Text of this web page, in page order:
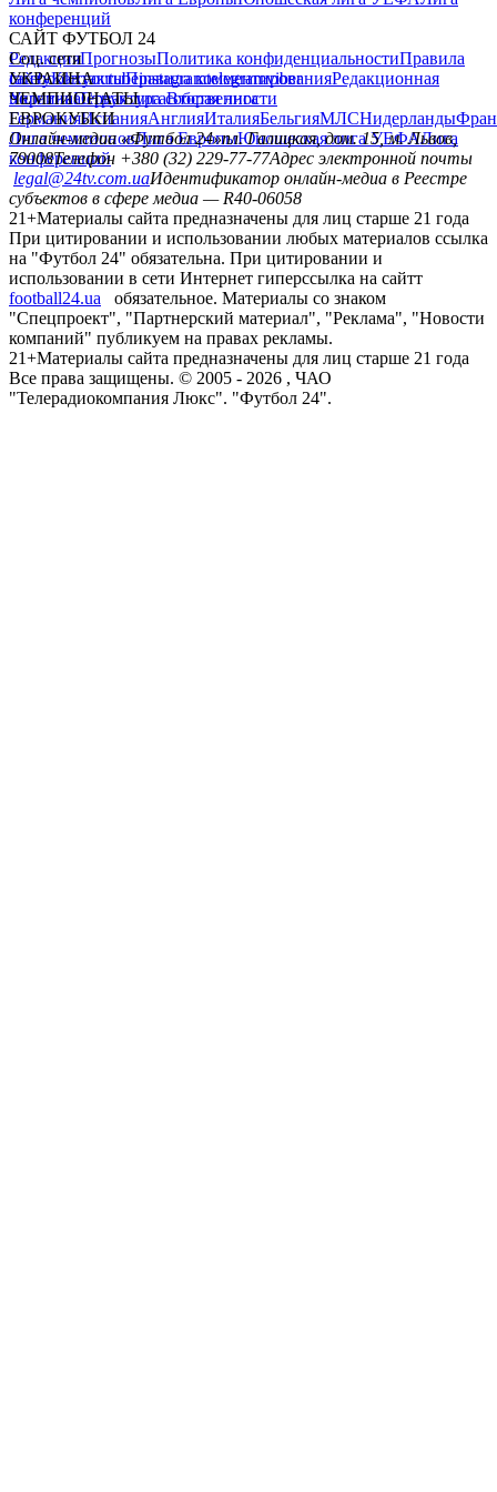
конференций
САЙТ ФУТБОЛ 24
РедакцияПрогнозыПолитика конфиденциальностиПравила
сайтуКонтактыПравила комментированияРедакционная
политикаСтруктура собственности
Соц. сети
facebookxyoutubeinstagramtelegramviber
УКРАИНА
УкраинаПервая лигаВторая лига
ЧЕМПИОНАТЫ
ГерманияИспанияАнглияИталияБельгияМЛСНидерланды
ЕВРОКУБКИ
Лига чемпионовЛига ЕвропыЮношеская лига УЕФАЛига
конференций
Онлайн-медиа «Футбол 24»пл. Галицкая, дом. 15, м. Львов,
79008Телефон +380 (32) 229-77-77Адрес электронной почты
legal@24tv.com.uaИдентификатор онлайн-медиа в Реестре
субъектов в сфере медиа — R40-06058
21+Материалы сайта предназначены для лиц старше 21 года
При цитировании и использовании любых материалов ссылка
на "Футбол 24" обязательна. При цитировании и
использовании в сети Интернет гиперссылка на сайтт
football24.ua
обязательное. Материалы со знаком
"Спецпроект", "Партнерский материал", "Реклама", "Новости
компаний" публикуем на правах рекламы.
21+Материалы сайта предназначены для лиц старше 21 года
Все права защищены. © 2005 - 2026 , ЧАО
"Телерадиокомпания Люкс". "Футбол 24".